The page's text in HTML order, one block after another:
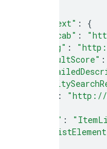
"@context" :
{
"@vocab" :
"goog" :
"resultScore" :
:
"http://
"@type" :